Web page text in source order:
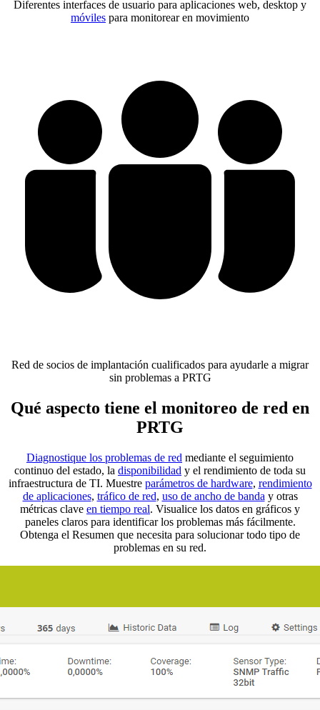
Diferentes interfaces de usuario para aplicaciones web, desktop y
móviles para monitorear en movimiento
Red de socios de implantación cualificados para ayudarle a migrar
sin problemas a PRTG
Qué aspecto tiene el monitoreo de red en
PRTG
Diagnostique los problemas de red mediante el seguimiento
continuo del estado, la disponibilidad y el rendimiento de toda su
infraestructura de TI. Muestre parámetros de hardware, rendimiento
de aplicaciones, tráfico de red, uso de ancho de banda y otras
métricas clave en tiempo real. Visualice los datos en gráficos y
paneles claros para identificar los problemas más fácilmente.
Obtenga el Resumen que necesita para solucionar todo tipo de
problemas en su red.